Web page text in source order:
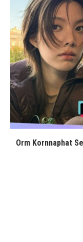
Orm Kornnaphat